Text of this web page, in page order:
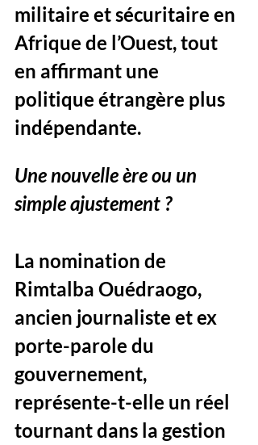
militaire et sécuritaire en
Afrique de l’Ouest, tout
en affirmant une
politique étrangère plus
indépendante.
Une nouvelle ère ou un
simple ajustement ?
La nomination de
Rimtalba Ouédraogo,
ancien journaliste et ex
porte-parole du
gouvernement,
représente-t-elle un réel
tournant dans la gestion